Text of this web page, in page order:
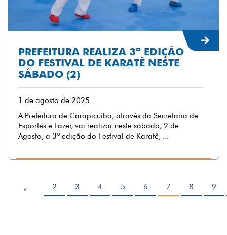
PREFEITURA REALIZA 3ª EDIÇÃO
DO FESTIVAL DE KARATÊ NESTE
SÁBADO (2)
1 de agosto de 2025
A Prefeitura de Carapicuíba, através da Secretaria de
Esportes e Lazer, vai realizar neste sábado, 2 de
Agosto, a 3º edição do Festival de Karatê, ...
« 2 3 4 5 6 7 8 9